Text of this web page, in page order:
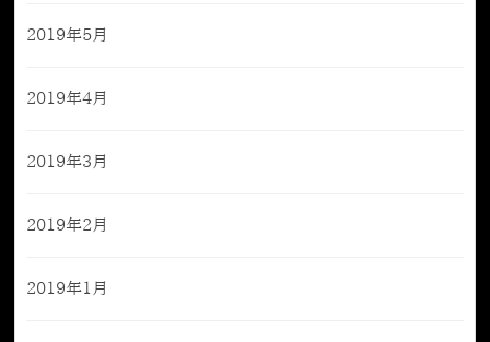
2019年5月
2019年4月
2019年3月
2019年2月
2019年1月